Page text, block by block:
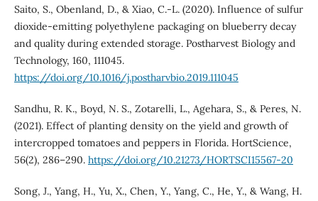
Saito, S., Obenland, D., & Xiao, C.-L. (2020). Influence of sulfur
dioxide-emitting polyethylene packaging on blueberry decay
and quality during extended storage. Postharvest Biology and
Technology, 160, 111045.
https://doi.org/10.1016/j.postharvbio.2019.111045
Sandhu, R. K., Boyd, N. S., Zotarelli, L., Agehara, S., & Peres, N.
(2021). Effect of planting density on the yield and growth of
intercropped tomatoes and peppers in Florida. HortScience,
56(2), 286–290. https://doi.org/10.21273/HORTSCI15567-20
Song, J., Yang, H., Yu, X., Chen, Y., Yang, C., He, Y., & Wang, H.